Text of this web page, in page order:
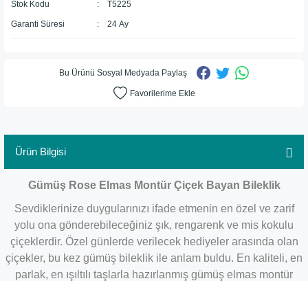
Stok Kodu T5225
Garanti Süresi 24 Ay
Bu Ürünü Sosyal Medyada Paylaş
Ürün Bilgisi
Gümüş Rose Elmas Montür Çiçek Bayan Bileklik
Sevdiklerinize duygularınızı ifade etmenin en özel ve zarif
yolu ona gönderebileceğiniz şık, rengarenk ve mis kokulu
çiçeklerdir. Özel günlerde verilecek hediyeler arasında olan
çiçekler, bu kez gümüş bileklik ile anlam buldu. En kaliteli, en
parlak, en ışıltılı taşlarla hazırlanmış gümüş elmas montür